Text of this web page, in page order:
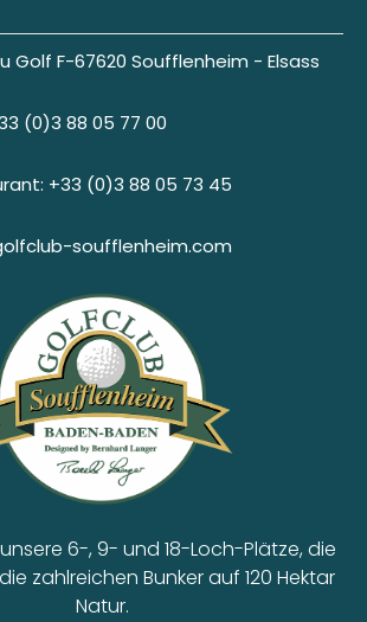
Golf F-67620 Soufflenheim - Elsass
(0)3 88 05 77 00
+33 (0)3 88 05 73 45
soufflenheim.com
6-, 9- und 18-Loch-Plätze, die
zahlreichen Bunker auf 120 Hektar
Natur.